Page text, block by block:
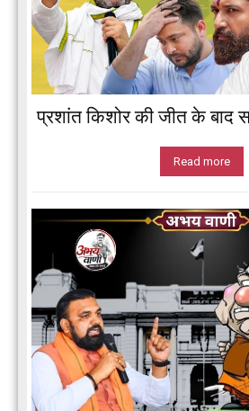
प्रशांत किशोर की जीत के बाद
Read more